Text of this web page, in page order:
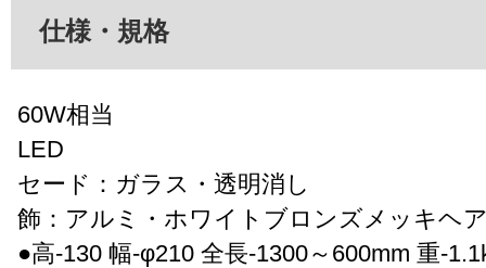
仕様・規格
60W相当
LED
セード：ガラス・透明消し
飾：アルミ・ホワイトブロンズメッキヘ
●高-130 幅-φ210 全長-1300～600mm 重-